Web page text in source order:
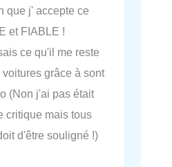
que j' accepte ce
et FIABLE !
ce qu'il me reste
grâce à sont
(Non j'ai pas était
critique mais tous
d'être souligné !)